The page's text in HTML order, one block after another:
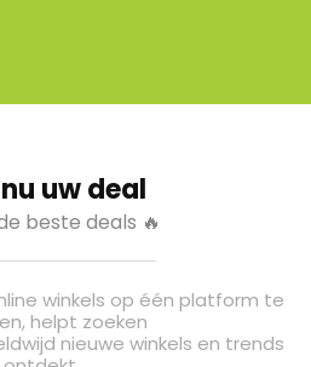
uw deal
beste deals 🔥
winkels op één platform te
helpt zoeken
nieuwe winkels en trends